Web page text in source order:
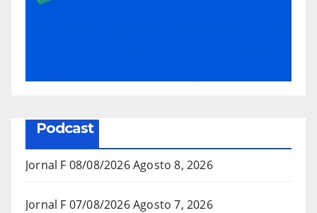
Podcast
Jornal F 08/08/2026Agosto 8, 2026
Jornal F 07/08/2026Agosto 7, 2026